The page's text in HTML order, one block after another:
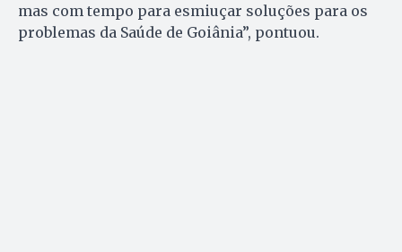
mas com tempo para esmiuçar soluções para os
problemas da Saúde de Goiânia”, pontuou.